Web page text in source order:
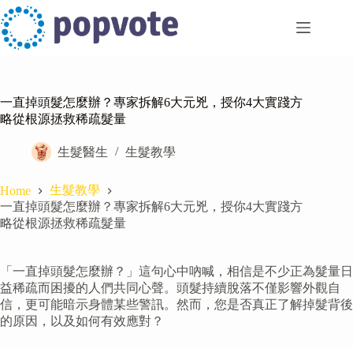
Skip
to
content
一直掉頭髮怎麼辦？專家拆解6大元兇，授你4大實踐方
略從根源拯救稀疏髮量
生髮醫生 生髮教學
Home
生髮教學
一直掉頭髮怎麼辦？專家拆解6大元兇，授你4大實踐方
略從根源拯救稀疏髮量
「一直掉頭髮怎麼辦？」這句心中吶喊，相信是不少正為髮量日
益稀疏而困擾的人們共同心聲。頭髮持續脫落不僅影響外觀自
信，更可能暗示身體某些警訊。然而，您是否真正了解掉髮背後
的原因，以及如何有效應對？